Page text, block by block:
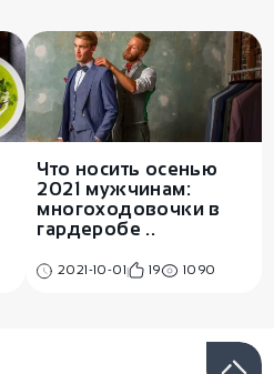
Что носить осенью
2021 мужчинам:
многоходовочки в
гардеробе ..
2021-10-01 19 1090